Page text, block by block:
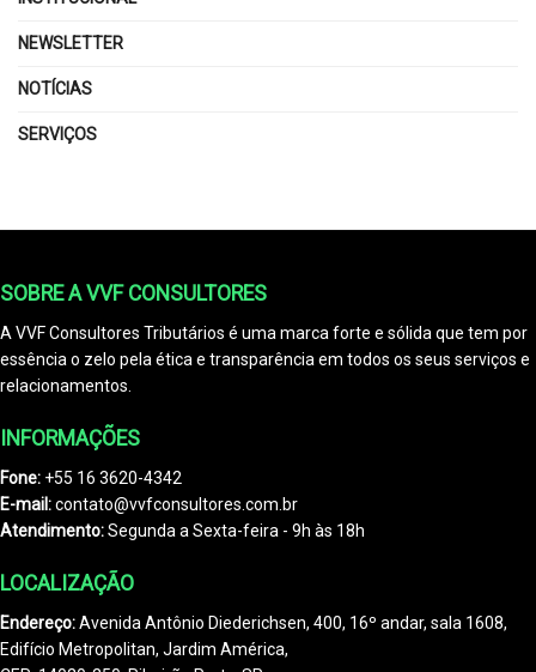
NEWSLETTER
NOTÍCIAS
SERVIÇOS
SOBRE A VVF CONSULTORES
A VVF Consultores Tributários é uma marca forte e sólida que tem por
essência o zelo pela ética e transparência em todos os seus serviços e
relacionamentos.
INFORMAÇÕES
Fone: +55 16 3620-4342
E-mail:contato@vvfconsultores.com.br
Atendimento:Segunda a Sexta-feira - 9h às 18h
LOCALIZAÇÃO
Endereço:Avenida Antônio Diederichsen, 400, 16º andar, sala 1608,
Edifício Metropolitan, Jardim América,